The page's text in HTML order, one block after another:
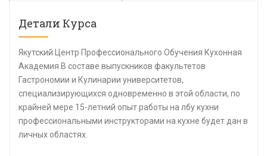
Детали Курса
Якутский Центр Профессионального Обучения Кухонная
Академия В составе выпускников факультетов
Гастрономии и Кулинарии университетов,
специализирующихся одновременно в этой области, по
крайней мере 15-летний опыт работы на лбу кухни
профессиональными инструкторами на кухне будет дан в
личных областях.